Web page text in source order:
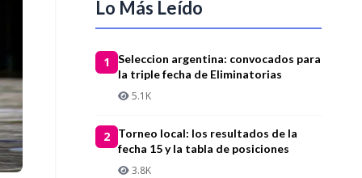
Lo Más Leído
1
Seleccion argentina: convocados para
la triple fecha de Eliminatorias
5.1K
2
Torneo local: los resultados de la
fecha 15 y la tabla de posiciones
3.8K